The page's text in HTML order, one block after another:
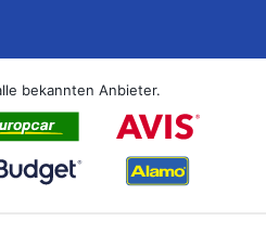
bekannten Anbieter.